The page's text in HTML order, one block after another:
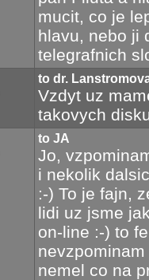
mucit, co je
hlavu, nebo ji
telegrafnich
to dr.
Vzdyt uz
takovych
to JA
Jo,
i nekolik
:-) To je fajn,
lidi uz jsme
on-line :-) to
nemel co na